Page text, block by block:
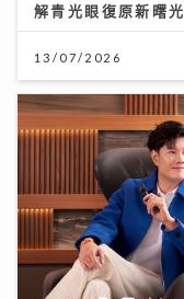
解青光眼復原新曙光
13/07/2026